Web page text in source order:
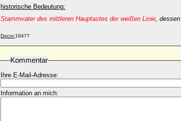
historische Bedeutung:
Stammvater des mittleren Hauptastes der weißen Linie,
Docnr:16477
Kommentar
Ihre E-Mail-Adresse:
Information an mich: